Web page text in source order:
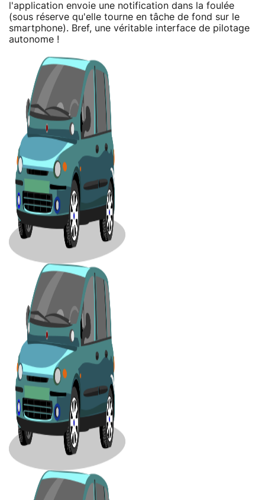
l'application envoie une notification dans la foulée
(sous réserve qu'elle tourne en tâche de fond sur le
smartphone). Bref, une véritable interface de pilotage
autonome !